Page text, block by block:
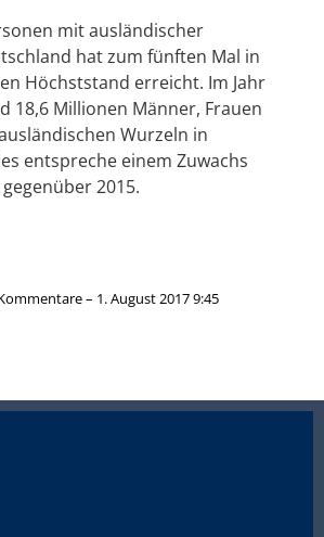
mit ausländischer
hat zum fünften Mal in
Höchststand erreicht. Im Jahr
18,6 Millionen Männer, Frauen
Wurzeln in
entspreche einem Zuwachs
2015.
– 1. August 2017 9:45